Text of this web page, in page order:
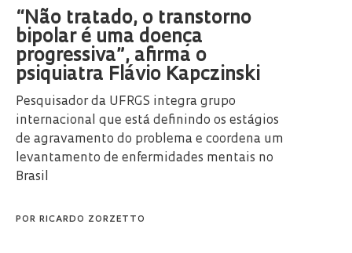
“Não tratado, o transtorno
bipolar é uma doença
progressiva”, afirma o
psiquiatra Flávio Kapczinski
Pesquisador da UFRGS integra grupo
internacional que está definindo os estágios
de agravamento do problema e coordena um
levantamento de enfermidades mentais no
Brasil
POR RICARDO ZORZETTO